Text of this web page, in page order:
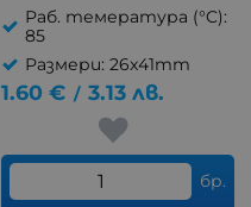
Раб. темература (°C):
85
Размери: 26x41mm
1.60 € / 3.13 лв.
бр.